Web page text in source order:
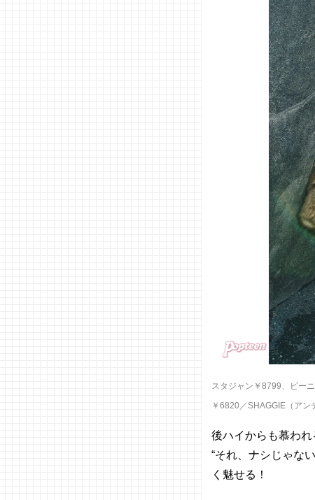
スタジャン￥8799、ビー
￥6820／SHAGGIE（アン
後ハイからも慕わ
“それ、ナシじゃな
く魅せる！